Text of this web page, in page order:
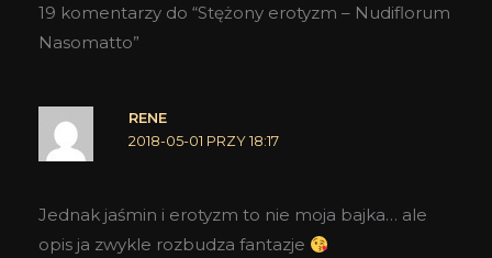
19 komentarzy do “Stężony erotyzm – Nudiflorum
Nasomatto”
RENE
2018-05-01 PRZY 18:17
Jednak jaśmin i erotyzm to nie moja bajka… ale
opis ja zwykle rozbudza fantazje